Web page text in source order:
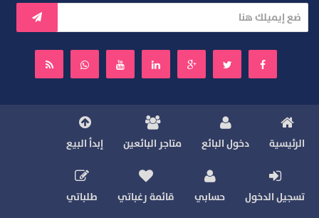
الرئيسية دخول البائع متاجر البائعين إبدأ البيع
تسجيل الدخول حسابي قائمة رغباتي طلباتي